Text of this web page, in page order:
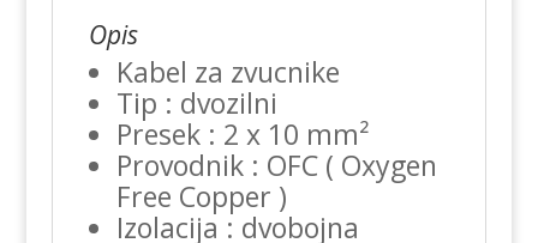
Opis
Kabel za zvucnike
Tip : dvozilni
Presek : 2 x 10 mm²
Provodnik : OFC ( Oxygen
Free Copper )
Izolacija : dvobojna